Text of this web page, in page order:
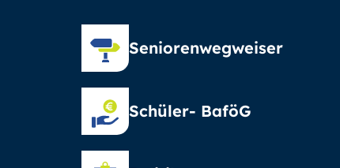
Seniorenwegweiser
Schüler- BaföG